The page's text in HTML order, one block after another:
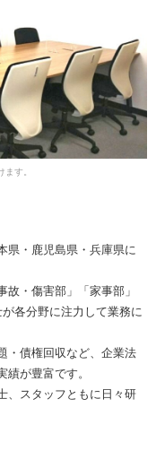
す。
県・鹿児島県・兵庫県に
・傷害部」「家事部」
各分野に注力して業務に
・債権回収など、企業法
が豊富です。
、スタッフともに日々研